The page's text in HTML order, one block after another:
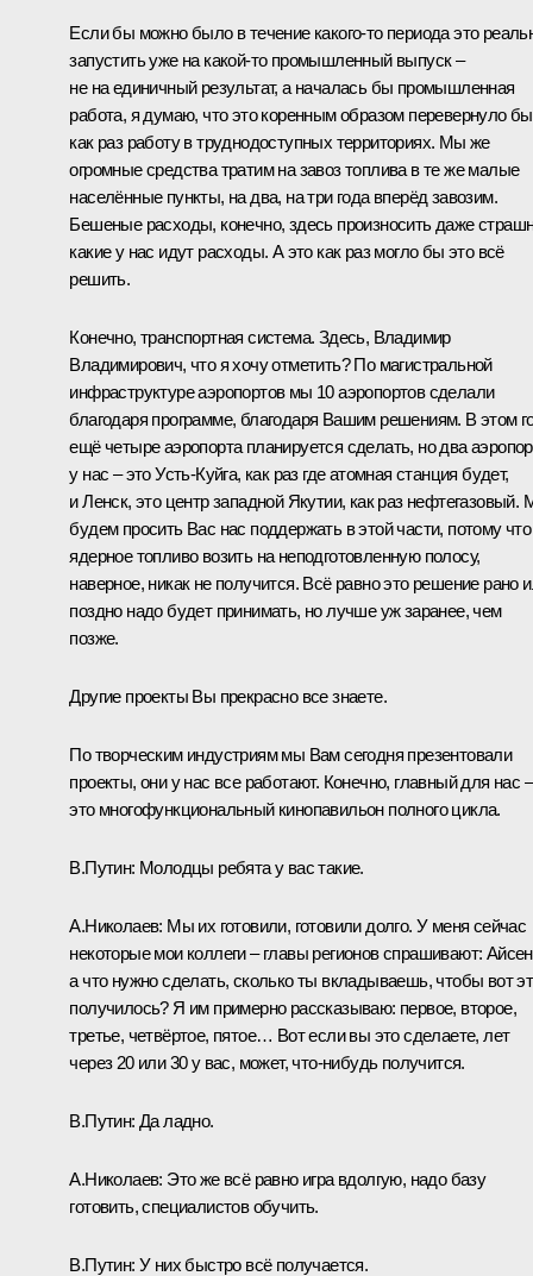
Если бы можно было в течение какого-то периода это
запустить уже на какой-то промышленный выпуск –
не на единичный результат, а началась бы промышленная
работа, я думаю, что это коренным образом перевернуло бы
как раз работу в труднодоступных территориях. Мы же
огромные средства тратим на завоз топлива в те же малые
населённые пункты, на два, на три года вперёд завозим.
Бешеные расходы, конечно, здесь произносить даже
какие у нас идут расходы. А это как раз могло бы это всё
решить.
Конечно, транспортная система. Здесь, Владимир
Владимирович, что я хочу отметить? По магистральной
инфраструктуре аэропортов мы 10 аэропортов сделали
благодаря программе, благодаря Вашим решениям. В этом
ещё четыре аэропорта планируется сделать, но два
у нас – это Усть-Куйга, как раз где атомная станция будет,
и Ленск, это центр западной Якутии, как раз нефтегазовый.
будем просить Вас нас поддержать в этой части, потому что
ядерное топливо возить на неподготовленную полосу,
наверное, никак не получится. Всё равно это решение рано
поздно надо будет принимать, но лучше уж заранее, чем
позже.
Другие проекты Вы прекрасно все знаете.
По творческим индустриям мы Вам сегодня презентовали
проекты, они у нас все работают. Конечно, главный для нас –
это многофункциональный кинопавильон полного цикла.
В.Путин: Молодцы ребята у вас такие.
А.Николаев: Мы их готовили, готовили долго. У меня сейчас
некоторые мои коллеги – главы регионов спрашивают:
а что нужно сделать, сколько ты вкладываешь, чтобы вот
получилось? Я им примерно рассказываю: первое, второе,
третье, четвёртое, пятое… Вот если вы это сделаете, лет
через 20 или 30 у вас, может, что-нибудь получится.
В.Путин: Да ладно.
А.Николаев: Это же всё равно игра вдолгую, надо базу
готовить, специалистов обучить.
В.Путин: У них быстро всё получается.